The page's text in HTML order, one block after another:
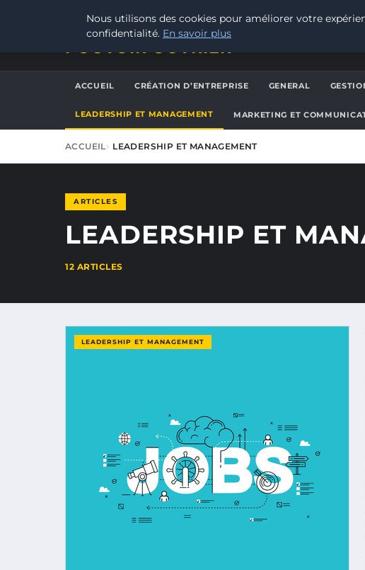
VENDREDI 7 AOÛT 2026
POUVOIR OUVRIER
ACCUEIL CRÉATION D’ENTREPRISE GENERAL
LEADERSHIP ET MANAGEMENT MARKETING ET
ACCUEIL LEADERSHIP ET MANAGEMENT
ARTICLES
LEADERSHIP ET
12 ARTICLES
LEADERSHIP ET MANAGEMENT
Nous utilisons des cookies pour améliorer votre
confidentialité. En savoir plus